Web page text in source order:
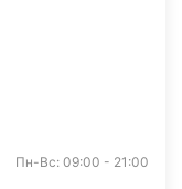
Пн-Вс: 09:00 - 21:00